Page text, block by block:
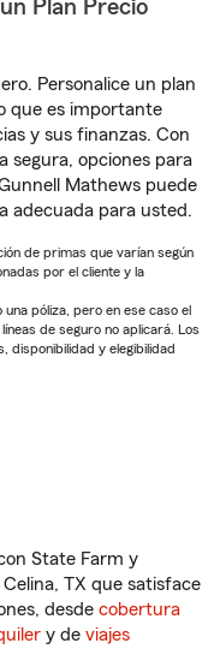
Plan Precio
Personalice un plan
que es importante
y sus finanzas. Con
segura, opciones para
Mathews puede
adecuada para usted.
de primas que varían según
por el cliente y la
póliza, pero en ese caso el
de seguro no aplicará. Los
disponibilidad y elegibilidad
State Farm y
Celina, TX que satisface
desde cobertura
y de viajes